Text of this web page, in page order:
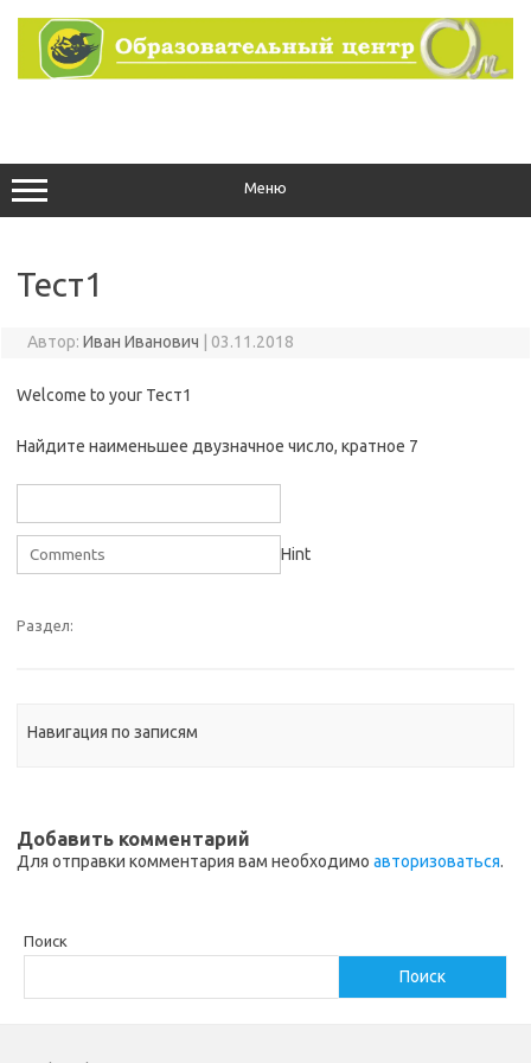
содержимому
Меню
Тест1
Автор: Иван Иванович 03.11.2018
Welcome to your Тест1
Найдите наименьшее двузначное число, кратное 7
Hint
Раздел:
Навигация по записям
Добавить комментарий
Для отправки комментария вам необходимо авторизоваться.
Поиск
Поиск